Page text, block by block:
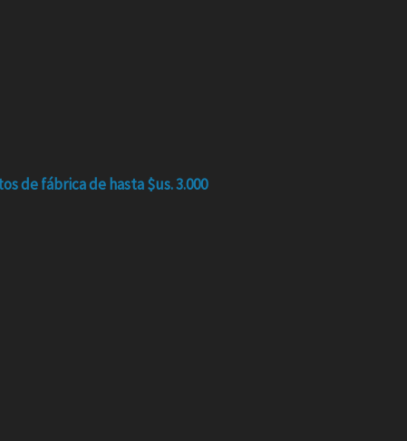
de fábrica de hasta $us. 3.000